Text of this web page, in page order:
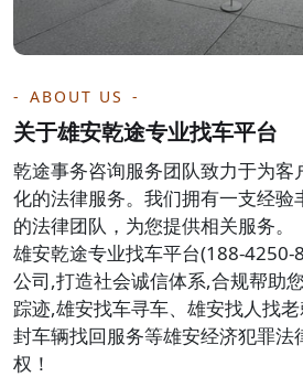
ABOUT US
关于雄安乾途专业找车平台
乾途事务咨询服务团队致力于为客
化的法律服务。我们拥有一支经验
的法律团队，为您提供相关服务。
雄安乾途专业找车平台(188-4250-
公司,打造社会诚信体系,合规帮助
踪迹,雄安找车寻车、雄安找人找
封车辆找回服务等雄安经济犯罪法
权！